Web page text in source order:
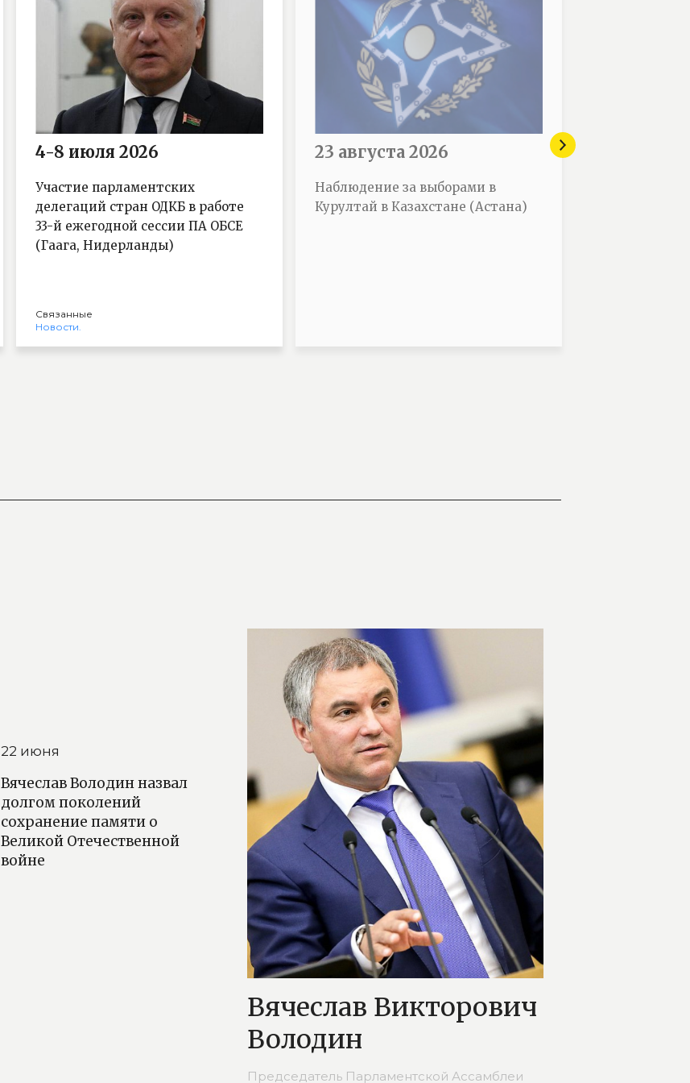
4-8 июля 2026
Участие парламентских
делегаций стран ОДКБ в работе
33-й ежегодной сессии ПА ОБСЕ
(Гаага, Нидерланды)
Связанные
Новости
23 августа 2026
Наблюдение за выборами в
Курултай в Казахстане (Астана)
22 июня
Вячеслав Володин назвал
долгом поколений
сохранение памяти о
Великой Отечественной
войне
Вячеслав Викторович
Володин
Председатель Парламентской Ассамблеи